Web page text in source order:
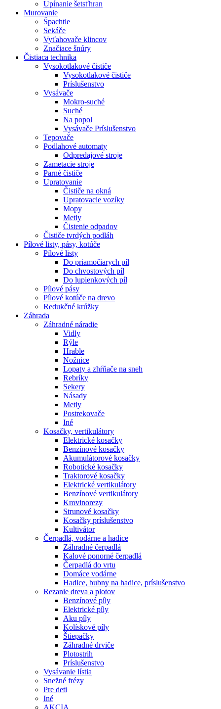
Upínanie šetsťhran
Murovanie
Špachtle
Sekáče
Vyťahovače klincov
Značiace šnúry
Čistiaca technika
Vysokotlakové čističe
Vysokotlakové čističe
Príslušenstvo
Vysávače
Mokro-suché
Suché
Na popol
Vysávače Príslušenstvo
Tepovače
Podlahové automaty
Odpredajové stroje
Zametacie stroje
Parné čističe
Upratovanie
Čističe na okná
Upratovacie vozíky
Mopy
Metly
Čistenie odpadov
Čističe tvrdých podláh
Pílové listy, pásy, kotúče
Pílové listy
Do priamočiarych píl
Do chvostových píl
Do lupienkových píl
Pílové pásy
Pílové kotúče na drevo
Redukčné krúžky
Záhrada
Záhradné náradie
Vidly
Rýle
Hrable
Nožnice
Lopaty a zhŕňače na sneh
Rebríky
Sekery
Násady
Metly
Postrekovače
Iné
Kosačky, vertikulátory
Elektrické kosačky
Benzínové kosačky
Akumulátorové kosačky
Robotické kosačky
Traktorové kosačky
Elektrické vertikulátory
Benzínové vertikulátory
Krovinorezy
Strunové kosačky
Kosačky príslušenstvo
Kultivátor
Čerpadlá, vodárne a hadice
Záhradné čerpadlá
Kalové ponorné čerpadlá
Čerpadlá do vrtu
Domáce vodárne
Hadice, bubny na hadice, príslušenstvo
Rezanie dreva a plotov
Benzínové píly
Elektrické píly
Aku píly
Kolískové píly
Štiepačky
Záhradné drviče
Plotostrih
Príslušenstvo
Vysávanie lístia
Snežné frézy
Pre deti
Iné
AKCIA